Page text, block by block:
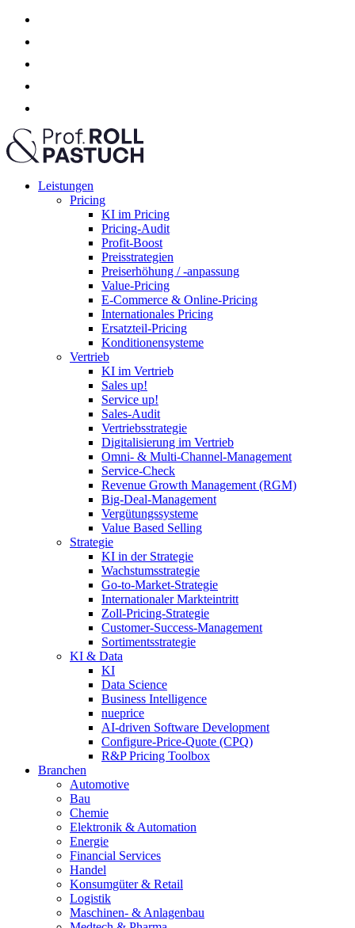
Leistungen
Pricing
KI im Pricing
Pricing-Audit
Profit-Boost
Preisstrategien
Preiserhöhung / -anpassung
Value-Pricing
E-Commerce & Online-Pricing
Internationales Pricing
Ersatzteil-Pricing
Konditionensysteme
Vertrieb
KI im Vertrieb
Sales up!
Service up!
Sales-Audit
Vertriebsstrategie
Digitalisierung im Vertrieb
Omni- & Multi-Channel-Management
Service-Check
Revenue Growth Management (RGM)
Big-Deal-Management
Vergütungssysteme
Value Based Selling
Strategie
KI in der Strategie
Wachstumsstrategie
Go-to-Market-Strategie
Internationaler Markteintritt
Zoll-Pricing-Strategie
Customer-Success-Management
Sortimentsstrategie
KI & Data
KI
Data Science
Business Intelligence
nueprice
AI-driven Software Development
Configure-Price-Quote (CPQ)
R&P Pricing Toolbox
Branchen
Automotive
Bau
Chemie
Elektronik & Automation
Energie
Financial Services
Handel
Konsumgüter & Retail
Logistik
Maschinen- & Anlagenbau